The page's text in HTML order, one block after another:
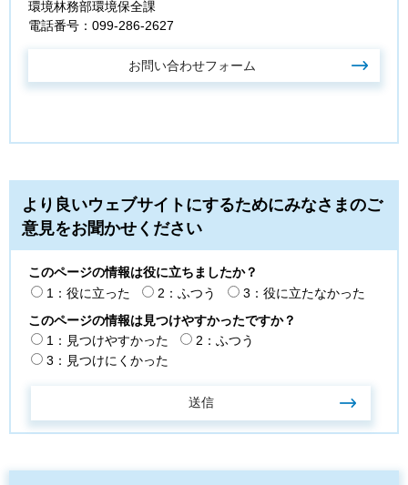
環境林務部環境保全課
電話番号：099-286-2627
より良いウェブサイトにするためにみなさまのご
意見をお聞かせください
このページの情報は役に立ちましたか？
1：役に立った
2：ふつう
3：役に立たなかった
このページの情報は見つけやすかったですか？
1：見つけやすかった
2：ふつう
3：見つけにくかった